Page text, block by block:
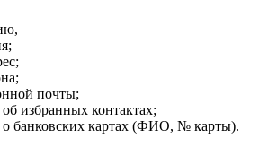
почты;
избранных контактах;
банковских картах (ФИО, № карты).